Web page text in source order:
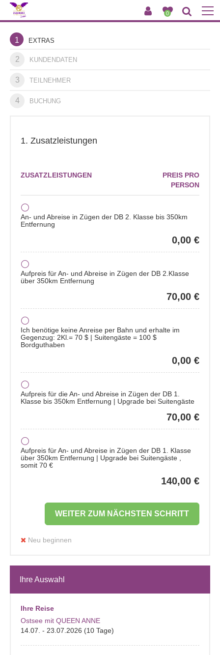
0
1 EXTRAS
2 KUNDENDATEN
3 TEILNEHMER
4 BUCHUNG
1. Zusatzleistungen
ZUSATZLEISTUNGEN
PREIS PRO
PERSON
An- und Abreise in Zügen der DB 2. Klasse bis 350km
Entfernung
0,00 €
Aufpreis für An- und Abreise in Zügen der DB 2.Klasse
über 350km Entfernung
70,00 €
Ich benötige keine Anreise per Bahn und erhalte im
Gegenzug: 2Kl.= 70 $ | Suitengäste = 100 $
Bordguthaben
0,00 €
Aufpreis für die An- und Abreise in Zügen der DB 1.
Klasse bis 350km Entfernung | Upgrade bei Suitengäste
70,00 €
Aufpreis für An- und Abreise in Zügen der DB 1. Klasse
über 350km Entfernung | Upgrade bei Suitengäste ,
somit 70 €
140,00 €
WEITER ZUM NÄCHSTEN SCHRITT
Neu beginnen
Ihre Auswahl
Ihre Reise
Ostsee mit QUEEN ANNE
14.07. - 23.07.2026 (10 Tage)